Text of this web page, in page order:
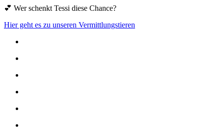
💕 Wer schenkt Tessi diese Chance?
Hier geht es zu unseren Vermittlungstieren